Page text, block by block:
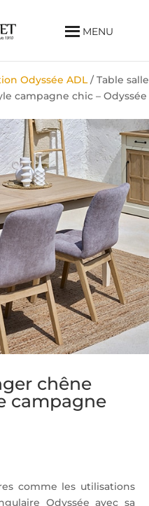
MENU
Odyssée ADL/ Table salle
campagne chic – Odyssée
chêne
campagne
comme les utilisations
Odyssée avec sa